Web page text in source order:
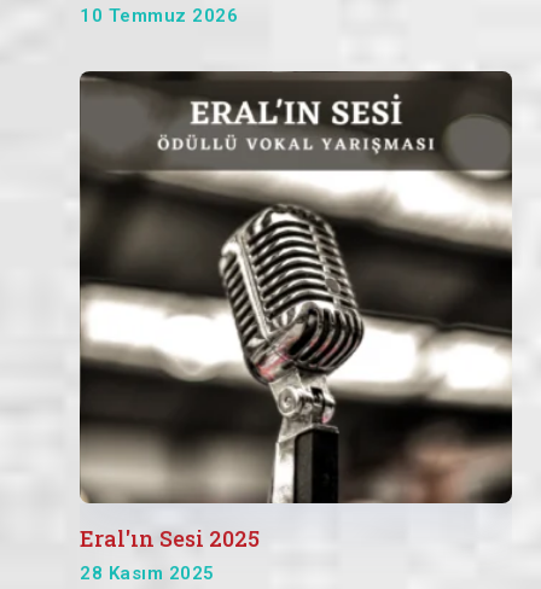
10 Temmuz 2026
Eral'ın Sesi 2025
28 Kasım 2025